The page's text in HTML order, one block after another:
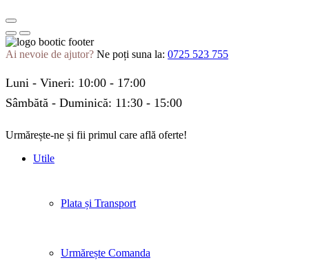
Ai nevoie de ajutor? Ne poți suna la: 0725 523 755
Luni - Vineri: 10:00 - 17:00
Sâmbătă - Duminică: 11:30 - 15:00
Urmărește-ne și fii primul care află oferte!
Utile
Plata și Transport
Urmărește Comanda